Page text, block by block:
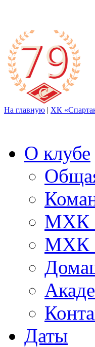
На главную | ХК
О клубе
МХК
МХК
Даты